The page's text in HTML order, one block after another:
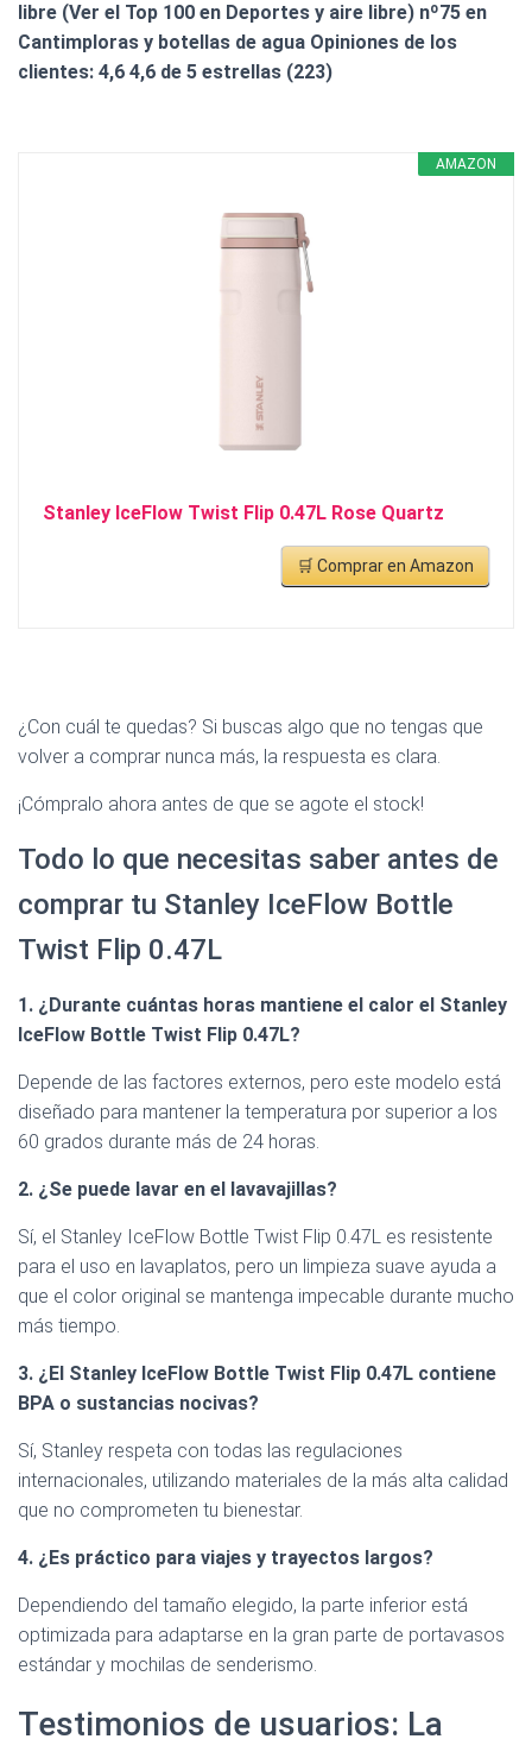
libre (Ver el Top 100 en Deportes y aire libre) nº75 en
Cantimploras y botellas de agua Opiniones de los
clientes: 4,6 4,6 de 5 estrellas (223)
AMAZON
Stanley IceFlow Twist Flip 0.47L Rose Quartz
🛒 Comprar en Amazon
¿Con cuál te quedas? Si buscas algo que no tengas que
volver a comprar nunca más, la respuesta es clara.
¡Cómpralo ahora antes de que se agote el stock!
Todo lo que necesitas saber antes de
comprar tu Stanley IceFlow Bottle
Twist Flip 0.47L
1. ¿Durante cuántas horas mantiene el calor el Stanley
IceFlow Bottle Twist Flip 0.47L?
Depende de las factores externos, pero este modelo está
diseñado para mantener la temperatura por superior a los
60 grados durante más de 24 horas.
2. ¿Se puede lavar en el lavavajillas?
Sí, el Stanley IceFlow Bottle Twist Flip 0.47L es resistente
para el uso en lavaplatos, pero un limpieza suave ayuda a
que el color original se mantenga impecable durante mucho
más tiempo.
3. ¿El Stanley IceFlow Bottle Twist Flip 0.47L contiene
BPA o sustancias nocivas?
Sí, Stanley respeta con todas las regulaciones
internacionales, utilizando materiales de la más alta calidad
que no comprometen tu bienestar.
4. ¿Es práctico para viajes y trayectos largos?
Dependiendo del tamaño elegido, la parte inferior está
optimizada para adaptarse en la gran parte de portavasos
estándar y mochilas de senderismo.
Testimonios de usuarios: La